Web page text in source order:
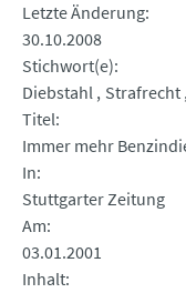
Letzte Änderung
30.10.2008
Stichwort(e)
Diebstahl Strafrecht
Titel
Immer mehr
In
Stuttgarter Zeitung
Am
03.01.2001
Inhalt